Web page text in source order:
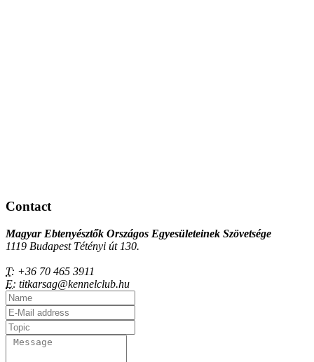
Contact
Magyar Ebtenyésztők Országos Egyesületeinek Szövetsége
1119 Budapest Tétényi út 130.
T: +36 70 465 3911
E: titkarsag@kennelclub.hu